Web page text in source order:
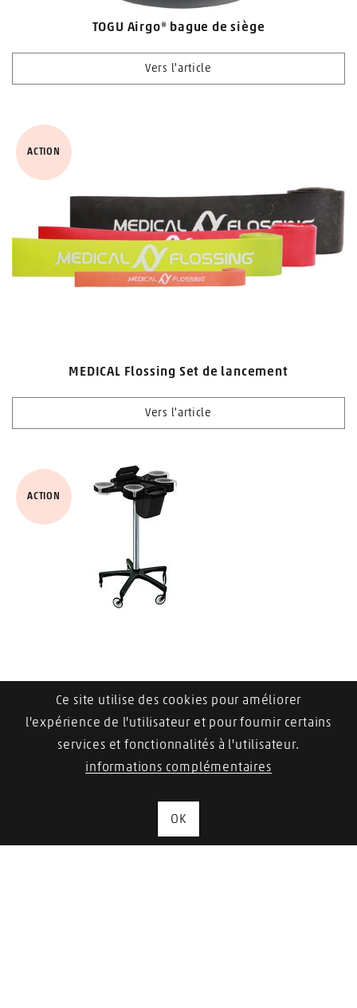
TOGU Airgo® bague de siège
Vers l'article
MEDICAL Flossing Set de lancement
Vers l'article
ACTION
Trolley Service Plus
Vers l'article
ACTION
Ce site utilise des cookies pour améliorer
l'expérience de l'utilisateur et pour fournir certains
services et fonctionnalités à l'utilisateur.
informations complémentaires
OK